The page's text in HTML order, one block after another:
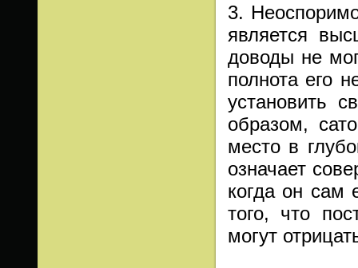
3.
является
доводы не
полнота его
установить
образом,
место в
означает
когда он сам
того, что
могут